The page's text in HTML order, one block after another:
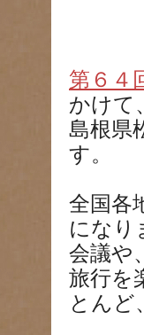
第６４
かけて、
島根県
す。
全国各
になり
会議や
旅行を
とんど